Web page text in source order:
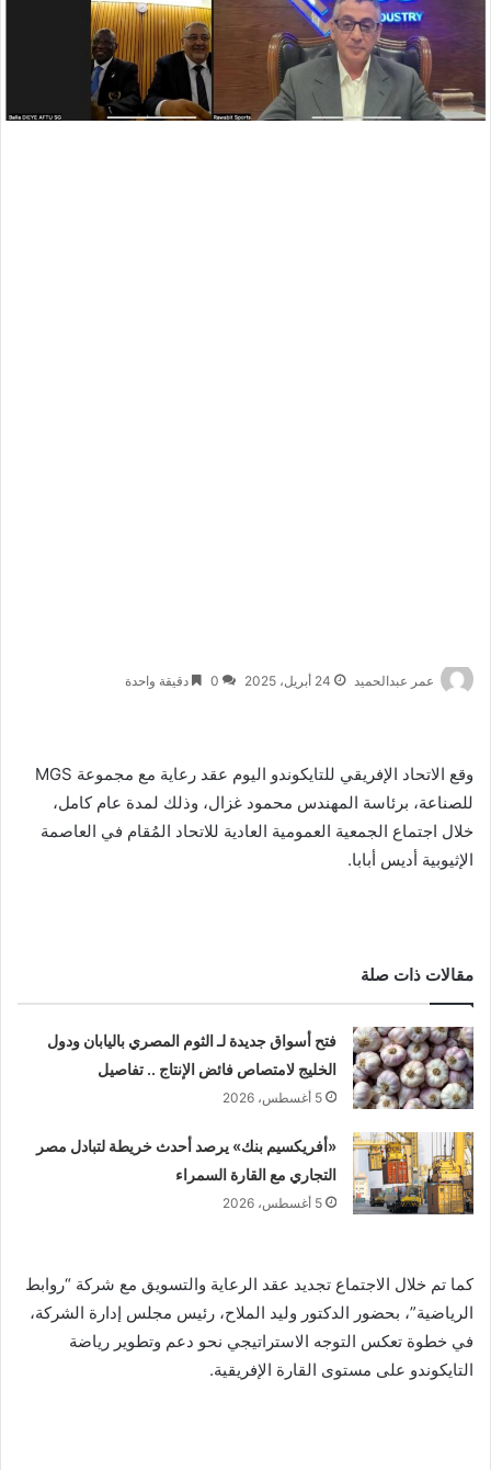
عمر عبدالحميد 24 أبريل، 2025 0 دقيقة واحدة
وقع الاتحاد الإفريقي للتايكوندو اليوم عقد رعاية مع مجموعة MGS
للصناعة، برئاسة المهندس محمود غزال، وذلك لمدة عام كامل،
خلال اجتماع الجمعية العمومية العادية للاتحاد المُقام في العاصمة
الإثيوبية أديس أبابا.
مقالات ذات صلة
فتح أسواق جديدة لـ الثوم المصري باليابان ودول
الخليج لامتصاص فائض الإنتاج .. تفاصيل
5 أغسطس، 2026
«أفريكسيم بنك» يرصد أحدث خريطة لتبادل مصر
التجاري مع القارة السمراء
5 أغسطس، 2026
كما تم خلال الاجتماع تجديد عقد الرعاية والتسويق مع شركة “روابط
الرياضية”، بحضور الدكتور وليد الملاح، رئيس مجلس إدارة الشركة،
في خطوة تعكس التوجه الاستراتيجي نحو دعم وتطوير رياضة
التايكوندو على مستوى القارة الإفريقية.